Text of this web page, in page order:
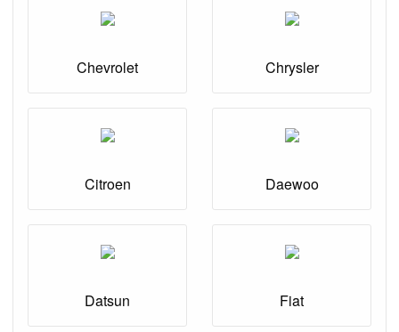
Chevrolet Chrysler
Citroen Daewoo
Datsun Fiat